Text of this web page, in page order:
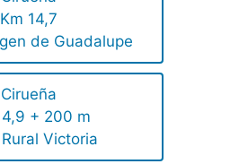
Km 14,7
de Guadalupe
Cirueña
+ 200 m
Victoria